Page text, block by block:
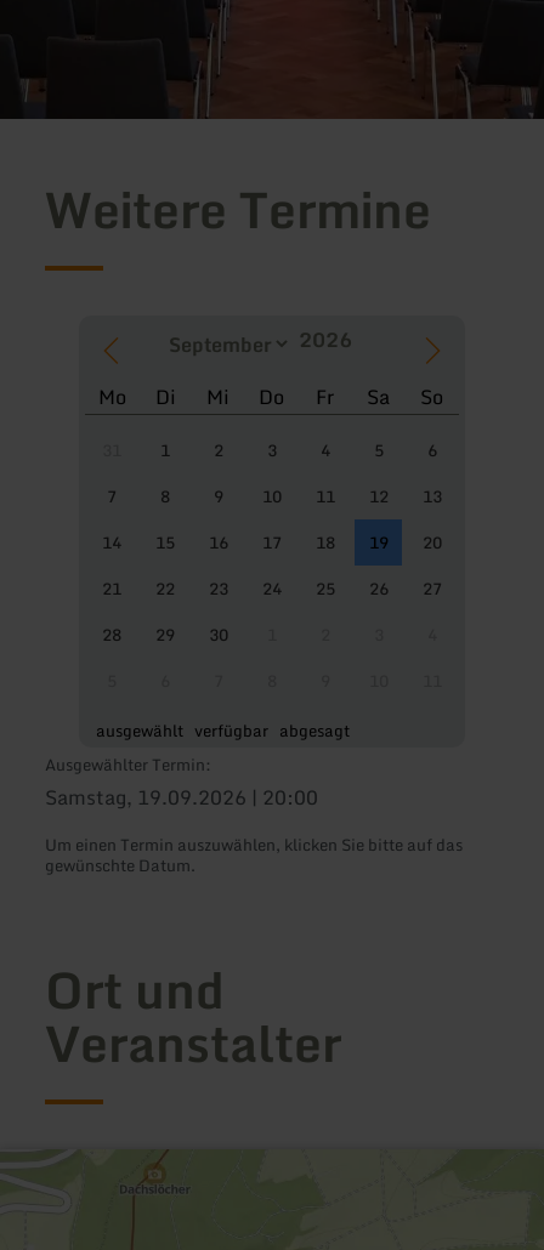
Weitere Termine
Mo Di Mi Do Fr Sa So
1 2 3 4 5
6
7
8 9 10 11 12
13
14
15 16 17 18 19
20
21
22 23 24 25 26
27
28
29 30
ausgewählt verfügbar abgesagt
Ausgewählter Termin:
Samstag, 19.09.2026 | 20:00
Um einen Termin auszuwählen, klicken Sie bitte auf das
gewünschte Datum.
Ort und
Veranstalter